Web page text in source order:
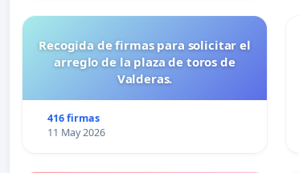
Recogida de firmas para solicitar el
arreglo de la plaza de toros de
Valderas.
416 firmas
11 May 2026